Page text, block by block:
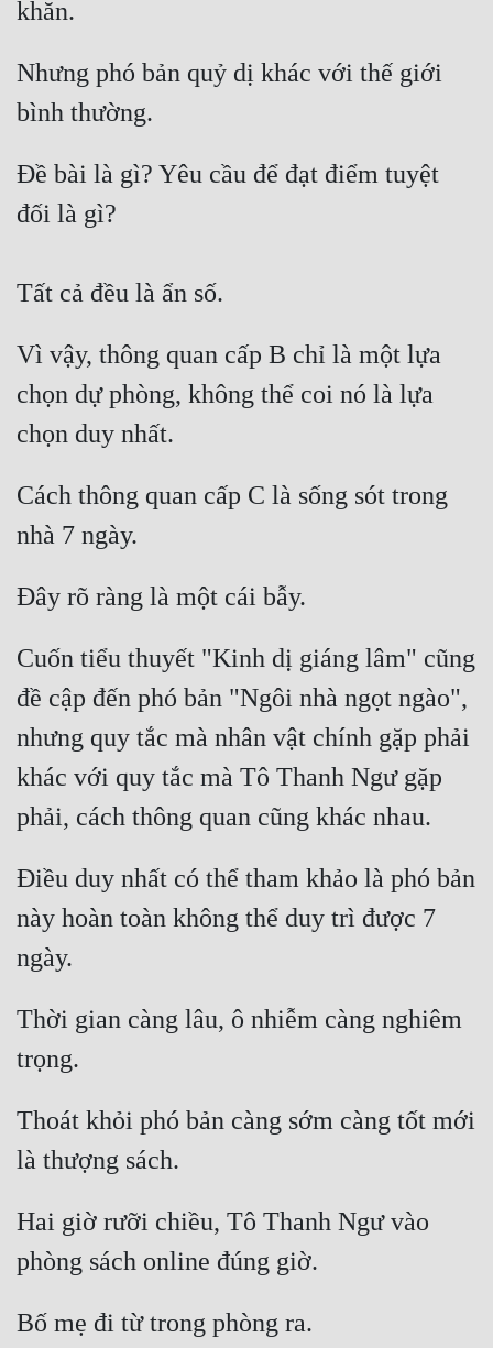
khăn.
Nhưng phó bản quỷ dị khác với thế giới
bình thường.
Đề bài là gì? Yêu cầu để đạt điểm tuyệt
đối là gì?
Tất cả đều là ẩn số.
Vì vậy, thông quan cấp B chỉ là một lựa
chọn dự phòng, không thể coi nó là lựa
chọn duy nhất.
Cách thông quan cấp C là sống sót trong
nhà 7 ngày.
Đây rõ ràng là một cái bẫy.
Cuốn tiểu thuyết "Kinh dị giáng lâm" cũng
đề cập đến phó bản "Ngôi nhà ngọt ngào",
nhưng quy tắc mà nhân vật chính gặp phải
khác với quy tắc mà Tô Thanh Ngư gặp
phải, cách thông quan cũng khác nhau.
Điều duy nhất có thể tham khảo là phó bản
này hoàn toàn không thể duy trì được 7
ngày.
Thời gian càng lâu, ô nhiễm càng nghiêm
trọng.
Thoát khỏi phó bản càng sớm càng tốt mới
là thượng sách.
Hai giờ rưỡi chiều, Tô Thanh Ngư vào
phòng sách online đúng giờ.
Bố mẹ đi từ trong phòng ra.